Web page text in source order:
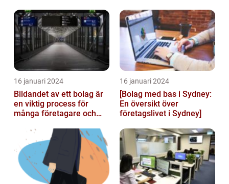
landets...
16 januari 2024
Bildandet av ett bolag är
en viktig process för
många företagare och
starta ...
16 januari 2024
[Bolag med bas i Sydney:
En översikt över
företagslivet i Sydney]